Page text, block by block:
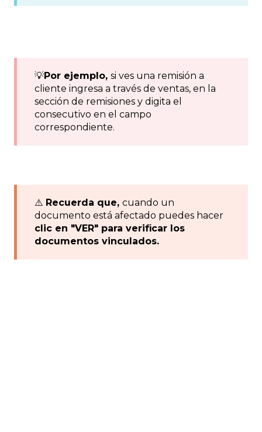
💡Por ejemplo, si ves una remisión a
cliente ingresa a través de ventas, en la
sección de remisiones y digita el
consecutivo en el campo
correspondiente.
⚠️ Recuerda que, cuando un
documento está afectado puedes hacer
clic en "VER" para verificar los
documentos vinculados.